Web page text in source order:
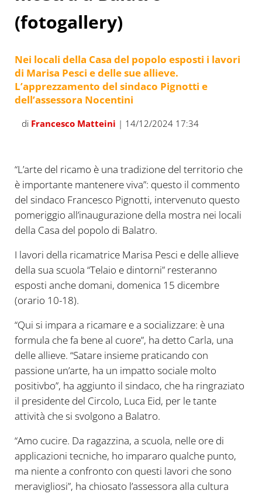
(fotogallery)
Nei locali della Casa del popolo esposti i lavori
di Marisa Pesci e delle sue allieve.
L’apprezzamento del sindaco Pignotti e
dell’assessora Nocentini
di Francesco Matteini | 14/12/2024 17:34
“L’arte del ricamo è una tradizione del territorio che
è importante mantenere viva”: questo il commento
del sindaco Francesco Pignotti, intervenuto questo
pomeriggio all’inaugurazione della mostra nei locali
della Casa del popolo di Balatro.
I lavori della ricamatrice Marisa Pesci e delle allieve
della sua scuola “Telaio e dintorni” resteranno
esposti anche domani, domenica 15 dicembre
(orario 10-18).
“Qui si impara a ricamare e a socializzare: è una
formula che fa bene al cuore”, ha detto Carla, una
delle allieve. “Satare insieme praticando con
passione un’arte, ha un impatto sociale molto
positivbo”, ha aggiunto il sindaco, che ha ringraziato
il presidente del Circolo, Luca Eid, per le tante
attività che si svolgono a Balatro.
“Amo cucire. Da ragazzina, a scuola, nelle ore di
applicazioni tecniche, ho impararo qualche punto,
ma niente a confronto con questi lavori che sono
meravigliosi”, ha chiosato l’assessora alla cultura